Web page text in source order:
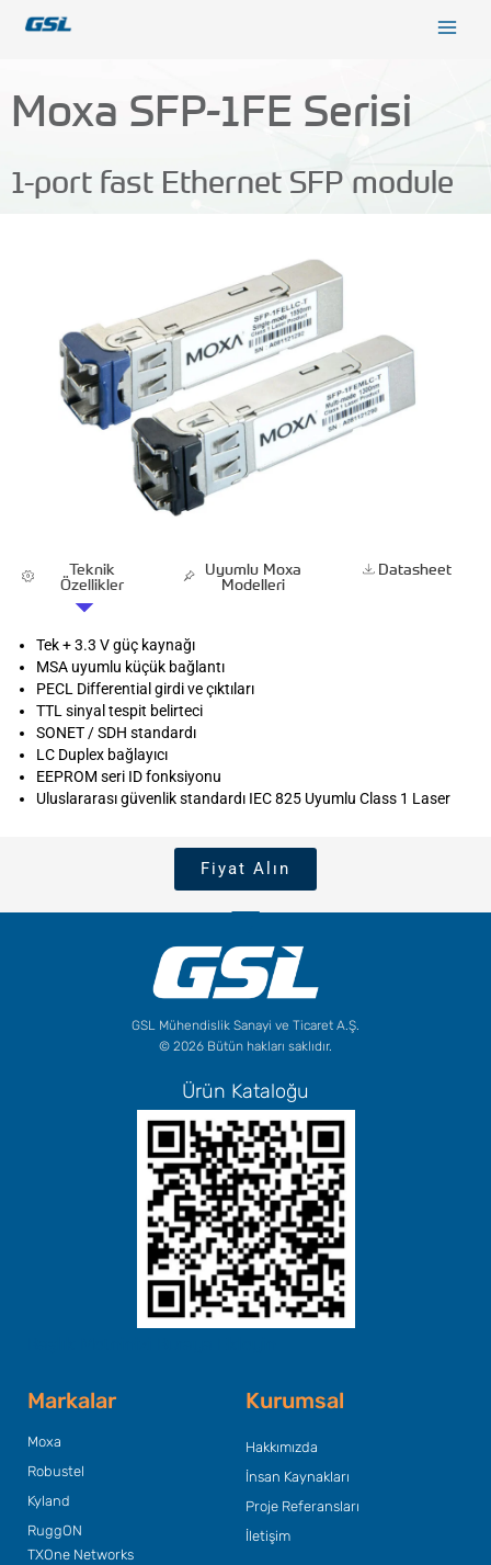
Moxa SFP-1FE Serisi
1-port fast Ethernet SFP module
Teknik
Özellikler
Uyumlu Moxa
Modelleri
Datasheet
Tek + 3.3 V güç kaynağı
MSA uyumlu küçük bağlantı
PECL Differential girdi ve çıktıları
TTL sinyal tespit belirteci
SONET / SDH standardı
LC Duplex bağlayıcı
EEPROM seri ID fonksiyonu
Uluslararası güvenlik standardı IEC 825 Uyumlu Class 1 Laser
Fiyat Alın
GSL Mühendislik Sanayi ve Ticaret A.Ş.
© 2026 Bütün hakları saklıdır.
Ürün Kataloğu
Markalar
Moxa
Robustel
Kyland
RuggON
TXOne Networks
Kurumsal
Hakkımızda
İnsan Kaynakları
Proje Referansları
İletişim